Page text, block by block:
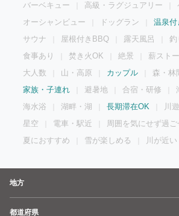
バーベキュー 高級・ラグジュアリー
オーシャンビュー
ドッグラン 温泉付
サウナ
屋根付きBBQ 露天風呂 釣
食事あり
焚き火OK 絶景
薪スト
大人数
山・高原 カップル 森・林
家族・子連れ
避暑地 合宿・研修
海水浴
湖畔・湖 長期滞在OK 川
星空
電車・駅近
周囲を気にせず過ご
夏におすすめ
雪が楽しめる 川が近い
地方
都道府県